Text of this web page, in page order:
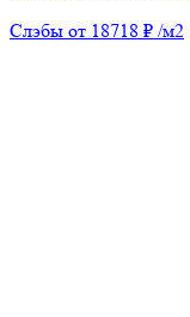
Слэбы от 18718 ₽ /м2